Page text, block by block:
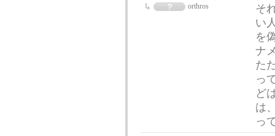
orthros
そ
い
を
ナ
た
っ
ど
は
っ